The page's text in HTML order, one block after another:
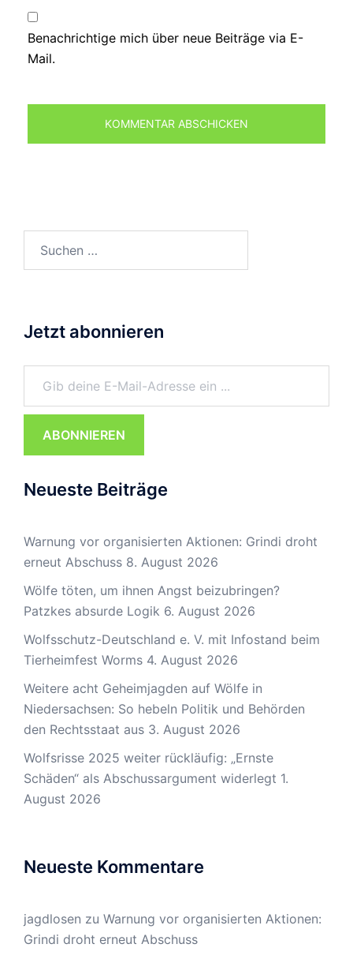
Benachrichtige mich über neue Beiträge via E-
Mail.
Jetzt abonnieren
Gib deine E-Mail-Adresse ein ...
ABONNIEREN
Neueste Beiträge
Warnung vor organisierten Aktionen: Grindi droht
erneut Abschuss 8. August 2026
Wölfe töten, um ihnen Angst beizubringen?
Patzkes absurde Logik 6. August 2026
Wolfsschutz-Deutschland e. V. mit Infostand beim
Tierheimfest Worms 4. August 2026
Weitere acht Geheimjagden auf Wölfe in
Niedersachsen: So hebeln Politik und Behörden
den Rechtsstaat aus 3. August 2026
Wolfsrisse 2025 weiter rückläufig: „Ernste
Schäden“ als Abschussargument widerlegt 1.
August 2026
Neueste Kommentare
jagdlosen zu Warnung vor organisierten Aktionen:
Grindi droht erneut Abschuss